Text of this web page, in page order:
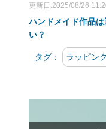
更新日:2025/08/26
ハンドメイド作品
い？
タグ： ラッピン